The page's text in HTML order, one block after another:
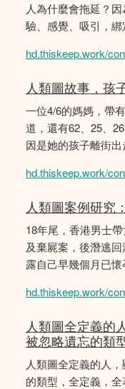
人為什麼會拖延？
驗、感覺、吸引，綁
hd.thiskeep.work/
人類圖故事，孩
一位4/6的媽媽，帶
道，還有62、25、
因是她的孩子離街出
hd.thiskeep.work/
人類圖案例研究
18年尾，香港男士
及棄屍案，後潛逃
露自己早幾個月已懷
hd.thiskeep.work/
人類圖全定義的
被忽略遺忘的類
人類圖全定義的人
的類型，全定義，